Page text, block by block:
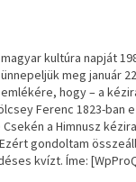
magyar kultúra napját
ünnepeljük meg január
emlékére, hogy – a
Ferenc 1823-ban
a Himnusz
gondoltam
kvízt. Íme: